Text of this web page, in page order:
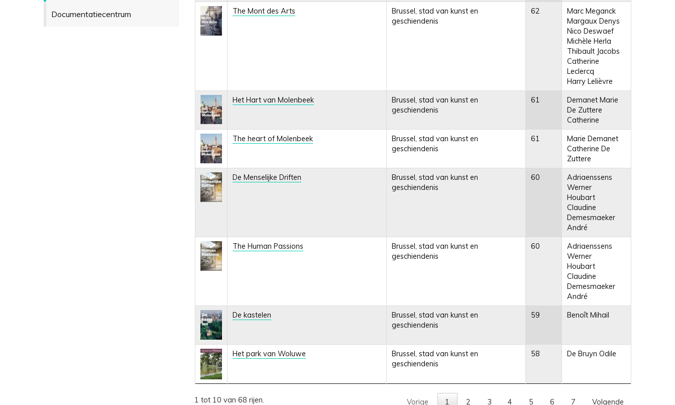
Documentatiecentrum The Mont des Arts
Brussel, stad van kunst en
geschiendenis
62
Marc Meganck
Margaux Denys
Nico Deswaef
Michèle Herla
Thibault Jacobs
Catherine
Leclercq
Harry Lelièvre
Het Hart van Molenbeek
Brussel, stad van kunst en
geschiendenis
61
Demanet Marie
De Zuttere
Catherine
The heart of Molenbeek
Brussel, stad van kunst en
geschiendenis
61
Marie Demanet
Catherine De
Zuttere
De Menselijke Driften
Brussel, stad van kunst en
geschiendenis
60
Adriaenssens
Werner
Houbart
Claudine
Demesmaeker
André
The Human Passions
Brussel, stad van kunst en
geschiendenis
60
Adriaenssens
Werner
Houbart
Claudine
Demesmaeker
André
De kastelen
Brussel, stad van kunst en
geschiendenis
59 Benoît Mihail
Het park van Woluwe
Brussel, stad van kunst en
geschiendenis
58 De Bruyn Odile
1 tot 10 van 68 rijen. Vorige 1 2 3 4 5 6 7 Volgende